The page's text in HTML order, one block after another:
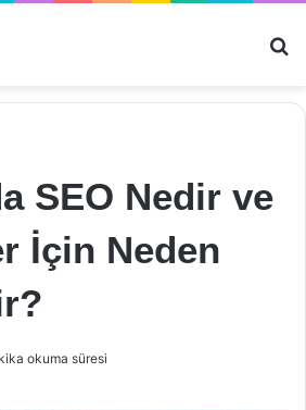
SEO Nedir ve
İçin Neden
okuma süresi